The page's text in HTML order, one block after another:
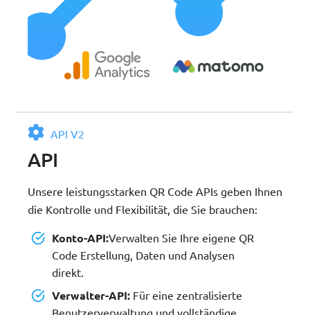
API V2
API
Unsere leistungsstarken QR Code APIs geben Ihnen
die Kontrolle und Flexibilität, die Sie brauchen:
Konto-API:Verwalten Sie Ihre eigene QR
Code Erstellung, Daten und Analysen
direkt.
Verwalter-API: Für eine zentralisierte